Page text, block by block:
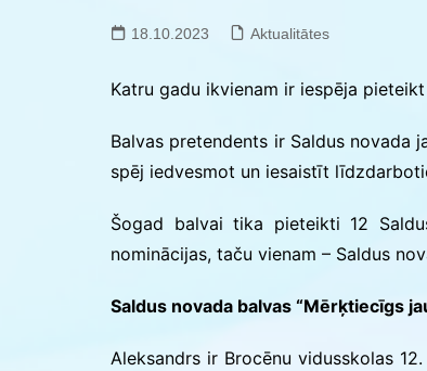
18.10.2023 Aktualitātes
Katru gadu ikvienam ir iespēja
Balvas pretendents ir Saldus novada
spēj iedvesmot un iesaistīt
Šogad balvai tika pieteikti 12
nominācijas, taču vienam – Saldus
Saldus novada balvas “Mērķtiecīgs
Aleksandrs ir Brocēnu vidusskolas